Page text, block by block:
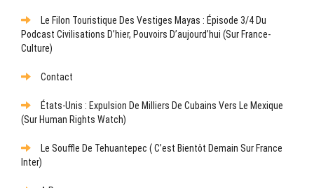
Le Filon Touristique Des Vestiges Mayas : Épisode 3/4 Du
Podcast Civilisations D’hier, Pouvoirs D’aujourd’hui (sur France-
Culture)
Contact
États-Unis : Expulsion De Milliers De Cubains Vers Le Mexique
(sur Human Rights Watch)
Le Souffle De Tehuantepec ( C’est Bientôt Demain Sur France
Inter)